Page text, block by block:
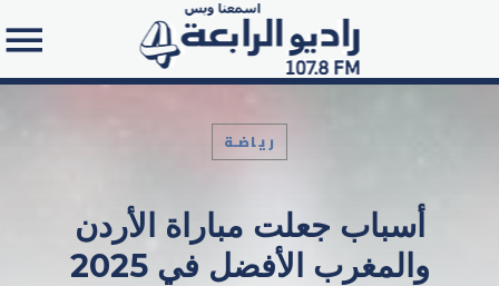
Search in the website:
رياضـة
أسباب جعلت مباراة الأردن
والمغرب الأفضل في 2025